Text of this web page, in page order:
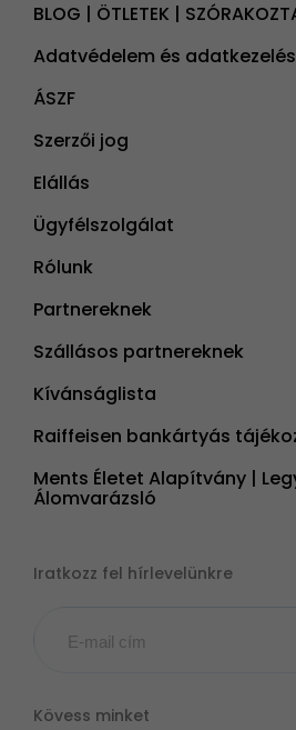
BLOG | ÖTLETEK |
Adatvédelem és adatkezelés
ÁSZF
Szerzői jog
Elállás
Ügyfélszolgálat
Rólunk
Partnereknek
Szállásos partnereknek
Kívánságlista
Raiffeisen bankártyás
Ments Életet Alapítvány |
Álomvarázsló
Iratkozz fel hírlevelünkre
Kövess minket